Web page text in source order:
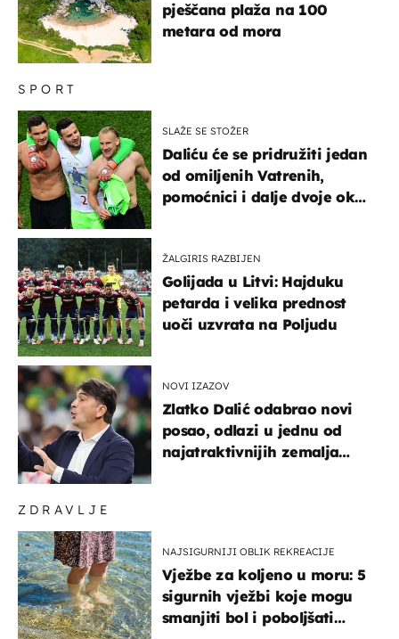
ZDRAVLJE
NAJSIGURNIJI OBLIK REKREACIJE
Vježbe za koljeno u moru: 5
sigurnih vježbi koje mogu
smanjiti bol i poboljšati
SPORT
SLAŽE SE STOŽER
Daliću će se pridružiti jedan
od omiljenih Vatrenih,
pomoćnici i dalje dvoje oko
ŽALGIRIS RAZBIJEN
Golijada u Litvi: Hajduku
petarda i velika prednost
uoči uzvrata na Poljudu
NOVI IZAZOV
Zlatko Dalić odabrao novi
posao, odlazi u jednu od
najatraktivnijih zemalja
pješčana plaža na 100
metara od mora